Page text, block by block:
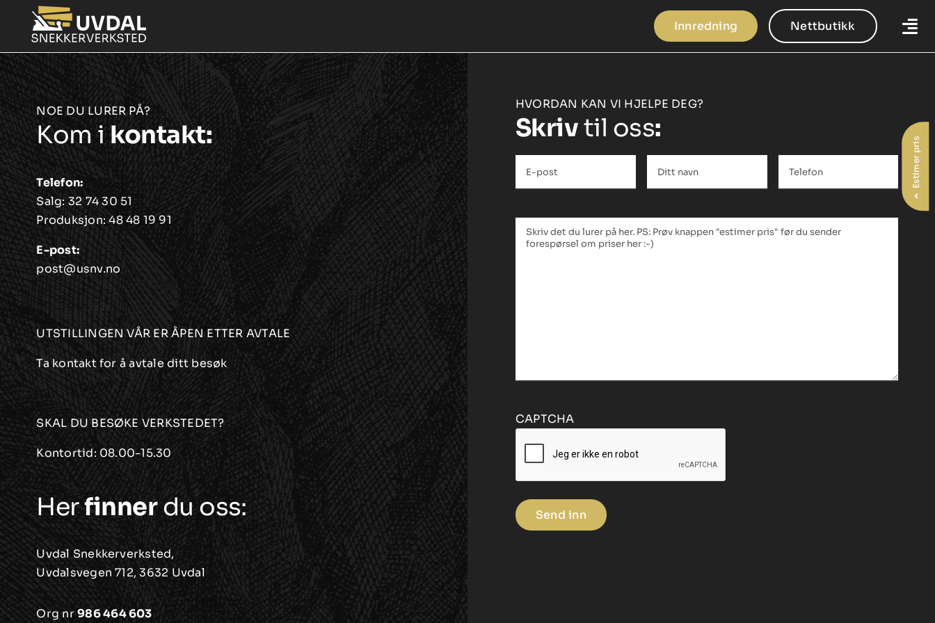
content
Innredning Nettbutikk
Estimer pris
NOE DU LURER PÅ?
Kom i kontakt:
Telefon:
Salg: 32 74 30 51
Produksjon:48 48 19 91
E-post:
post@usnv.no
UTSTILLINGEN VÅR ER ÅPEN ETTER AVTALE
Ta kontakt for å avtale ditt besøk
SKAL DU BESØKE VERKSTEDET?
Kontortid: 08.00-15.30
Herfinnerdu oss:
Uvdal Snekkerverksted,
Uvdalsvegen 712, 3632 Uvdal
Org nr986 464 603
HVORDAN KAN VI HJELPE DEG?
Skrivtil oss:
post
Tekstfelt *
CAPTCHA